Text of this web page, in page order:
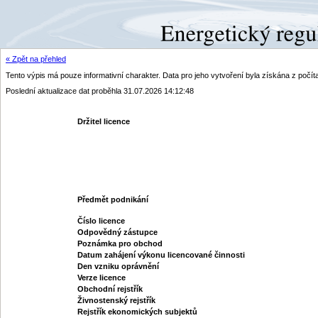
« Zpět na přehled
Tento výpis má pouze informativní charakter. Data pro jeho vytvoření byla získána z
Poslední aktualizace dat proběhla 31.07.2026 14:12:48
Držitel licence
Předmět podnikání
Číslo licence
Odpovědný zástupce
Poznámka pro obchod
Datum zahájení výkonu licencované činnosti
Den vzniku oprávnění
Verze licence
Obchodní rejstřík
Živnostenský rejstřík
Rejstřík ekonomických subjektů